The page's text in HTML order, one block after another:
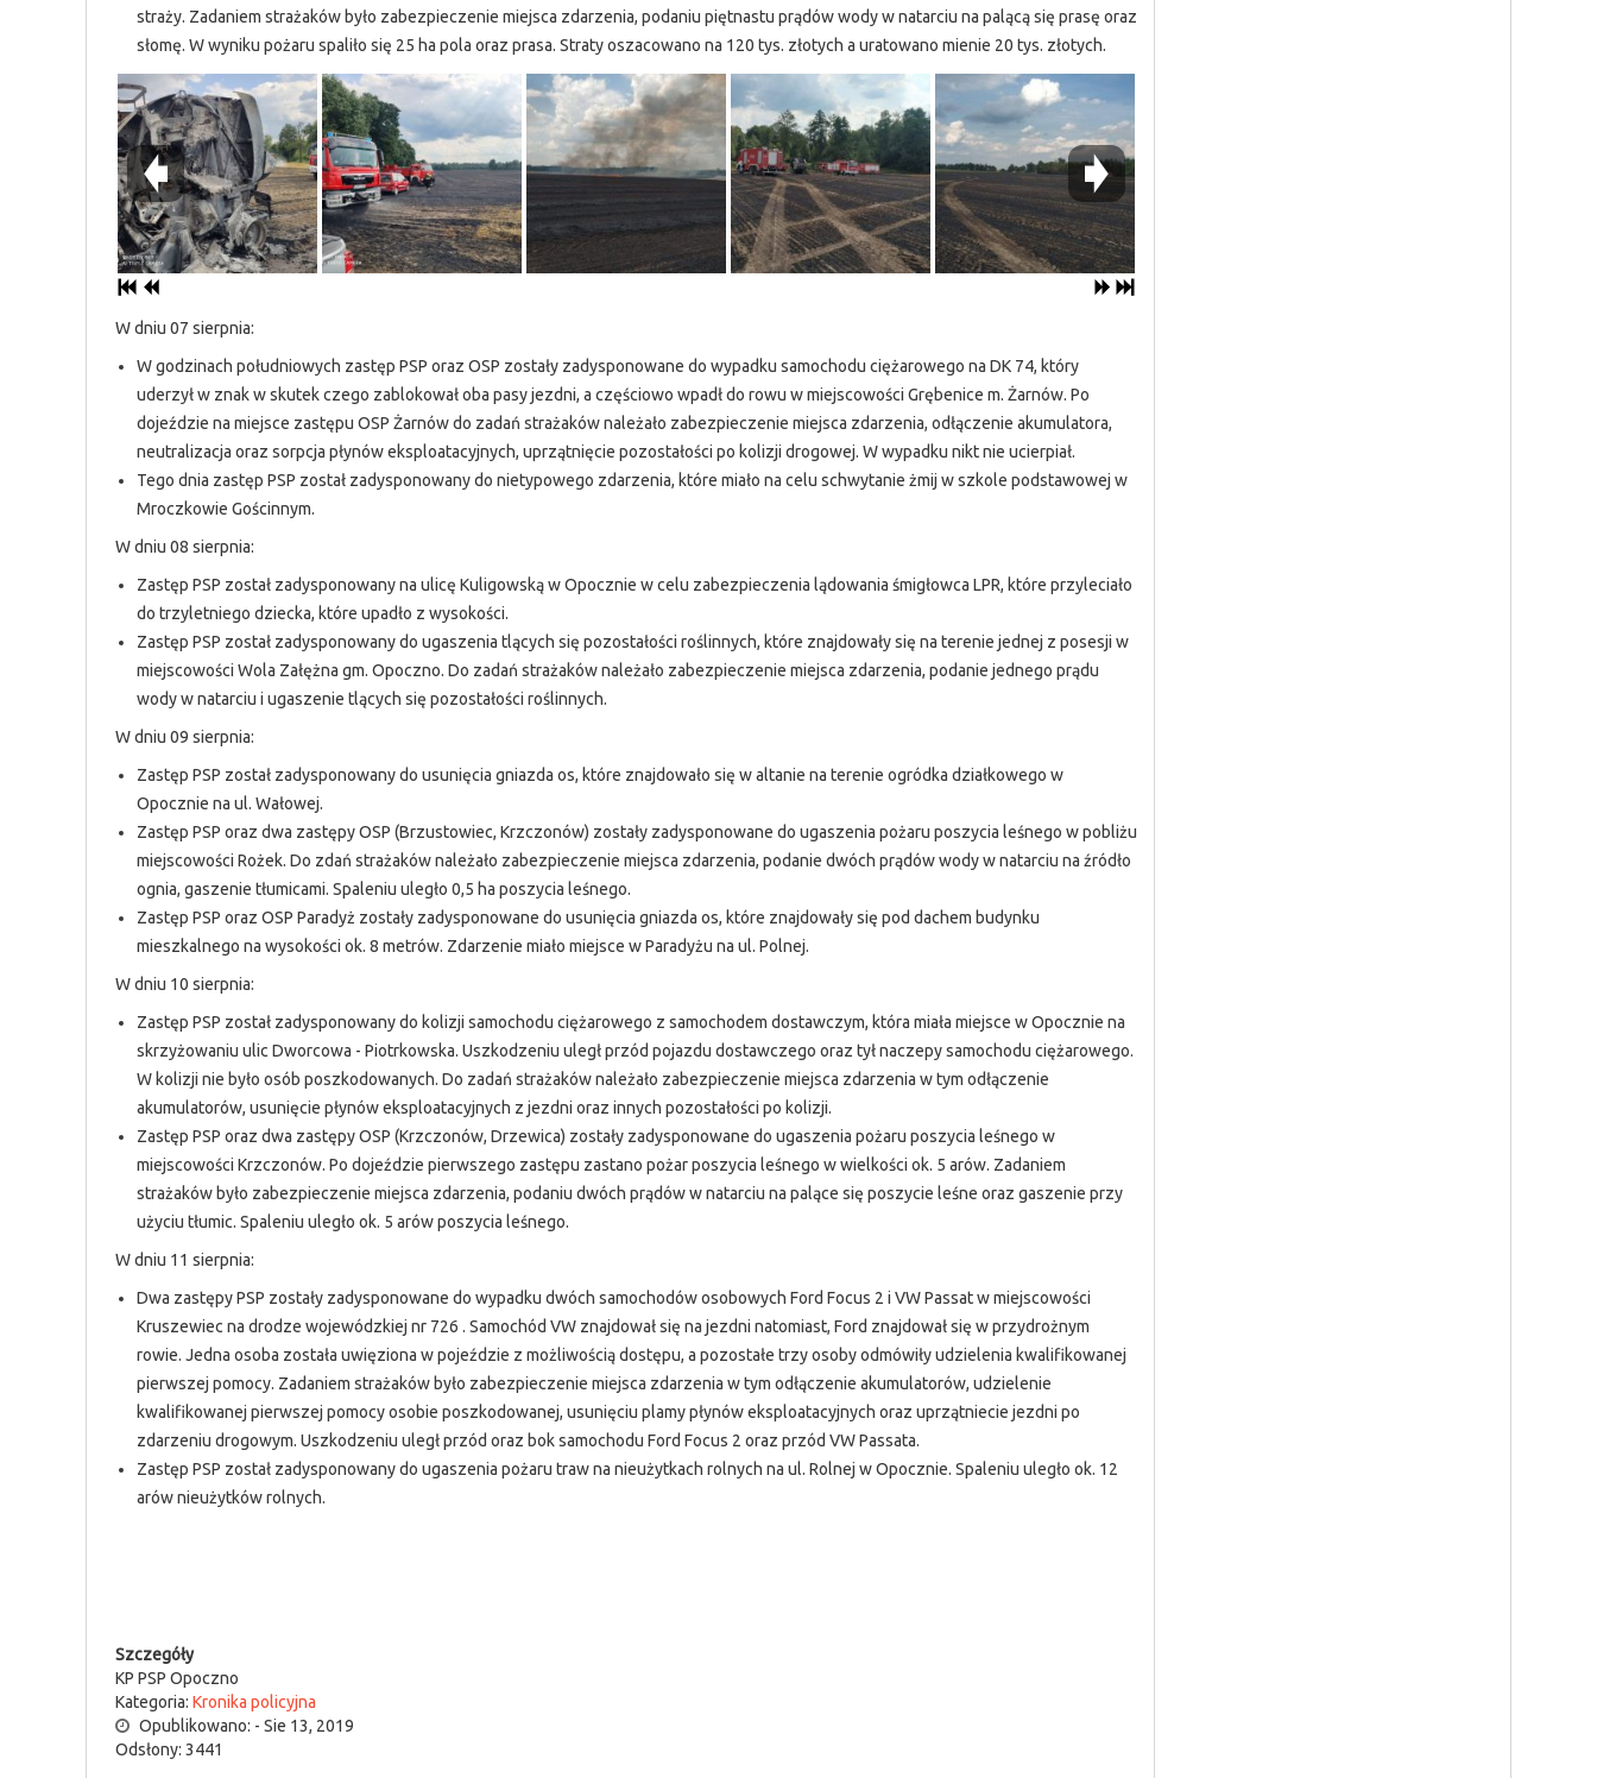
straży. Zadaniem strażaków było zabezpieczenie miejsca zdarzenia, podaniu piętnastu prądów wody w natarciu na palącą się prasę oraz
słomę. W wyniku pożaru spaliło się 25 ha pola oraz prasa. Straty oszacowano na 120 tys. złotych a uratowano mienie 20 tys. złotych.
W dniu 07 sierpnia:
W godzinach południowych zastęp PSP oraz OSP zostały zadysponowane do wypadku samochodu ciężarowego na DK 74, który
uderzył w znak w skutek czego zablokował oba pasy jezdni, a częściowo wpadł do rowu w miejscowości Grębenice m. Żarnów. Po
dojeździe na miejsce zastępu OSP Żarnów do zadań strażaków należało zabezpieczenie miejsca zdarzenia, odłączenie akumulatora,
neutralizacja oraz sorpcja płynów eksploatacyjnych, uprzątnięcie pozostałości po kolizji drogowej. W wypadku nikt nie ucierpiał.
Tego dnia zastęp PSP został zadysponowany do nietypowego zdarzenia, które miało na celu schwytanie żmij w szkole podstawowej w
Mroczkowie Gościnnym.
W dniu 08 sierpnia:
Zastęp PSP został zadysponowany na ulicę Kuligowską w Opocznie w celu zabezpieczenia lądowania śmigłowca LPR, które przyleciało
do trzyletniego dziecka, które upadło z wysokości.
Zastęp PSP został zadysponowany do ugaszenia tlących się pozostałości roślinnych, które znajdowały się na terenie jednej z posesji w
miejscowości Wola Załężna gm. Opoczno. Do zadań strażaków należało zabezpieczenie miejsca zdarzenia, podanie jednego prądu
wody w natarciu i ugaszenie tlących się pozostałości roślinnych.
W dniu 09 sierpnia:
Zastęp PSP został zadysponowany do usunięcia gniazda os, które znajdowało się w altanie na terenie ogródka działkowego w
Opocznie na ul. Wałowej.
Zastęp PSP oraz dwa zastępy OSP (Brzustowiec, Krzczonów) zostały zadysponowane do ugaszenia pożaru poszycia leśnego w pobliżu
miejscowości Rożek. Do zdań strażaków należało zabezpieczenie miejsca zdarzenia, podanie dwóch prądów wody w natarciu na źródło
ognia, gaszenie tłumicami. Spaleniu uległo 0,5 ha poszycia leśnego.
Zastęp PSP oraz OSP Paradyż zostały zadysponowane do usunięcia gniazda os, które znajdowały się pod dachem budynku
mieszkalnego na wysokości ok. 8 metrów. Zdarzenie miało miejsce w Paradyżu na ul. Polnej.
W dniu 10 sierpnia:
Zastęp PSP został zadysponowany do kolizji samochodu ciężarowego z samochodem dostawczym, która miała miejsce w Opocznie na
skrzyżowaniu ulic Dworcowa - Piotrkowska. Uszkodzeniu uległ przód pojazdu dostawczego oraz tył naczepy samochodu ciężarowego.
W kolizji nie było osób poszkodowanych. Do zadań strażaków należało zabezpieczenie miejsca zdarzenia w tym odłączenie
akumulatorów, usunięcie płynów eksploatacyjnych z jezdni oraz innych pozostałości po kolizji.
Zastęp PSP oraz dwa zastępy OSP (Krzczonów, Drzewica) zostały zadysponowane do ugaszenia pożaru poszycia leśnego w
miejscowości Krzczonów. Po dojeździe pierwszego zastępu zastano pożar poszycia leśnego w wielkości ok. 5 arów. Zadaniem
strażaków było zabezpieczenie miejsca zdarzenia, podaniu dwóch prądów w natarciu na palące się poszycie leśne oraz gaszenie przy
użyciu tłumic. Spaleniu uległo ok. 5 arów poszycia leśnego.
W dniu 11 sierpnia:
Dwa zastępy PSP zostały zadysponowane do wypadku dwóch samochodów osobowych Ford Focus 2 i VW Passat w miejscowości
Kruszewiec na drodze wojewódzkiej nr 726 . Samochód VW znajdował się na jezdni natomiast, Ford znajdował się w przydrożnym
rowie. Jedna osoba została uwięziona w pojeździe z możliwością dostępu, a pozostałe trzy osoby odmówiły udzielenia kwalifikowanej
pierwszej pomocy. Zadaniem strażaków było zabezpieczenie miejsca zdarzenia w tym odłączenie akumulatorów, udzielenie
kwalifikowanej pierwszej pomocy osobie poszkodowanej, usunięciu plamy płynów eksploatacyjnych oraz uprzątniecie jezdni po
zdarzeniu drogowym. Uszkodzeniu uległ przód oraz bok samochodu Ford Focus 2 oraz przód VW Passata.
Zastęp PSP został zadysponowany do ugaszenia pożaru traw na nieużytkach rolnych na ul. Rolnej w Opocznie. Spaleniu uległo ok. 12
arów nieużytków rolnych.
Szczegóły
KP PSP Opoczno
Kategoria: Kronika policyjna
Opublikowano: - Sie 13, 2019
Odsłony: 3441